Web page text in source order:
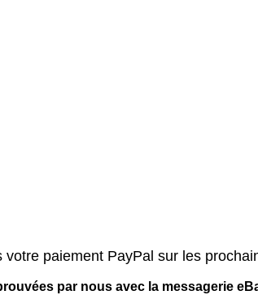
paiement PayPal sur les
par nous avec la messagerie